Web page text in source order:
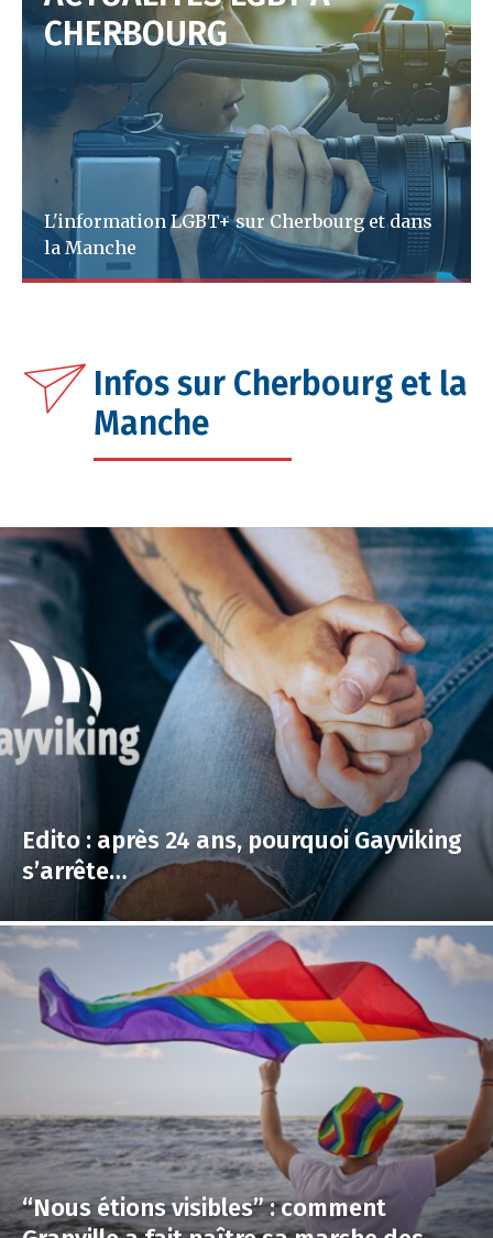
CHERBOURG
L'information LGBT+ sur Cherbourg et dans
la Manche
Infos sur Cherbourg et la
Manche
Edito : après 24 ans, pourquoi Gayviking
s’arrête…
“Nous étions visibles” : comment